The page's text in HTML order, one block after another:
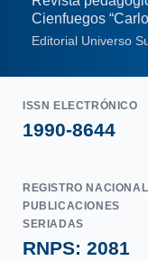
Cienfuegos
Editorial Universo
ISSN ELECTRÓNICO
1990-8644
REGISTRO
PUBLICACIONES
SERIADAS
RNPS: 2081